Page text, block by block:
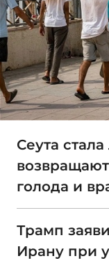
Сеута
голода и
Трамп
Ирану при